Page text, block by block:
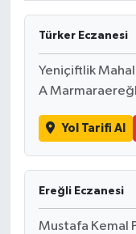
Türker Eczanesi
Yeniçiftlik
A
Yol Tarifi Al
Ereğli Eczanesi
Mustafa Kemal
Devrek
BİLİM VE
DUNYA
Düzce